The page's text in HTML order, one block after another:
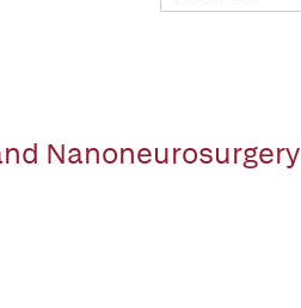
Nanoneurosurgery